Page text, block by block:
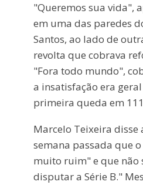
"Queremos sua vida",
em uma das paredes
Santos, ao lado de
revolta que cobrava
"Fora todo mundo",
a insatisfação era
primeira queda em
Marcelo Teixeira disse
semana passada que
muito ruim" e que não
disputar a Série B."